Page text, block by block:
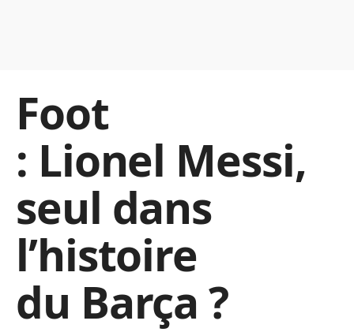
Foot
: Lionel Messi,
seul dans
l’histoire
du Barça ?